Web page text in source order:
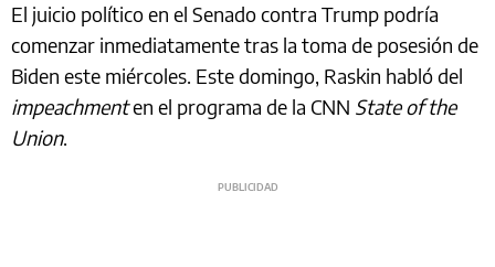
El juicio político en el Senado contra Trump podría
comenzar inmediatamente tras la toma de posesión de
Biden este miércoles. Este domingo, Raskin habló del
impeachmenten el programa de la CNN State of the
Union.